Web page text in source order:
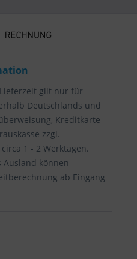
gilt nur für
Deutschlands und
Kreditkarte
zzgl.
1 - 2 Werktagen.
können
ab Eingang